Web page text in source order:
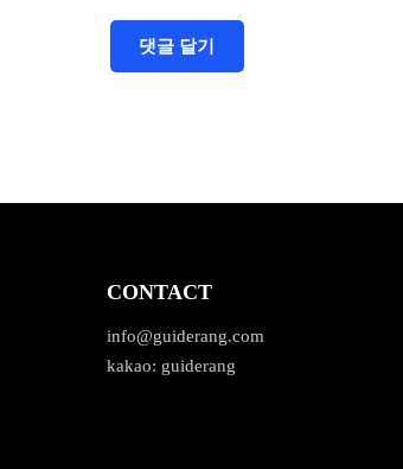
CONTACT
info@guiderang.com
kakao: guiderang